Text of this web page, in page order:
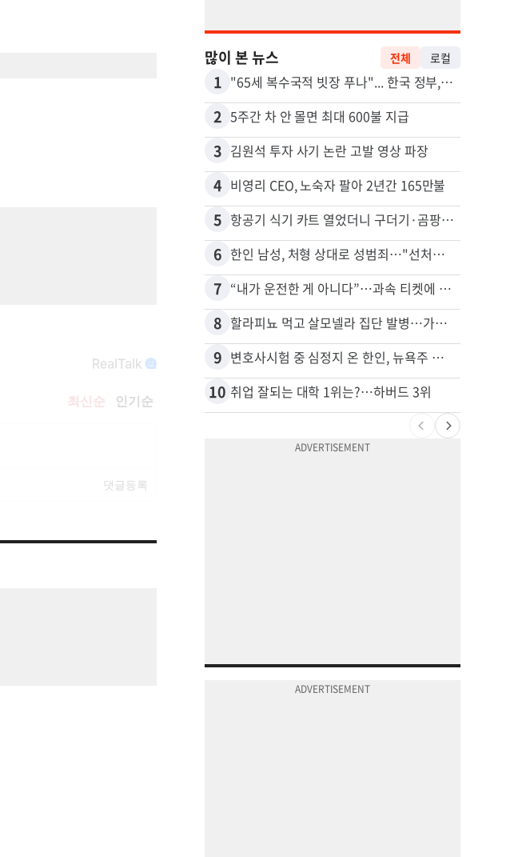
많이 본 뉴스 전체 로컬
1 "65세 복수국적 빗장 푸나"... 한국 정부, 연령 완화 전면 추진
2 5주간 차 안 몰면 최대 600불 지급
3 김원석 투자 사기 논란 고발 영상 파장
4 비영리 CEO, 노숙자 팔아 2년간 165만불
5 항공기 식기 카트 열었더니 구더기·곰팡이…LAX 기내식 업체 논란
6 한인 남성, 처형 상대로 성범죄…"선처해줬더니 배신자 취급"
7 “내가 운전한 게 아니다”…과속 티켓에 오토파일럿 탓한 운전자
8 할라피뇨 먹고 살모넬라 집단 발병…가주 등 27개 주 확산
9 변호사시험 중 심정지 온 한인, 뉴욕주 제소
10 취업 잘되는 대학 1위는?…하버드 3위